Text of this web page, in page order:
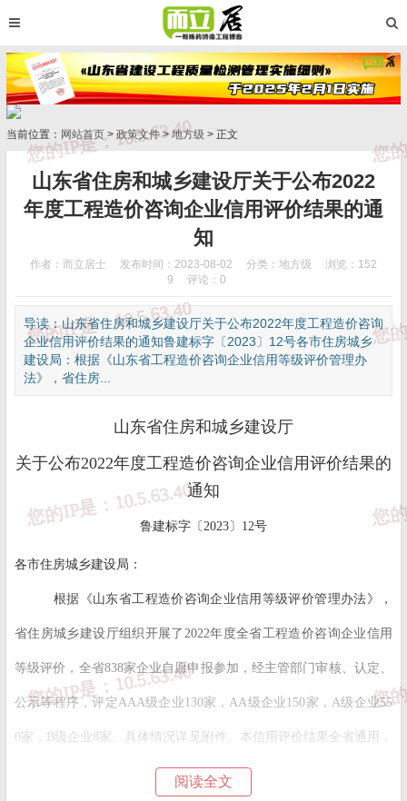
当前位置： 网站首页 > 政策文件>地方级 > 正文
山东省住房和城乡建设厅关于公布2022
年度工程造价咨询企业信用评价结果的通
知
作者：而立居士 发布时间：2023-08-02 分类： 地方级
浏览：152
9
评论：0
导读：山东省住房和城乡建设厅关于公布2022年度工程造价咨询
企业信用评价结果的通知鲁建标字〔2023〕12号各市住房城乡
建设局：根据《山东省工程造价咨询企业信用等级评价管理办
法》，省住房...
山东省住房和城乡建设厅
关于公布2022年度工程造价咨询企业信用评价结果的
通知
鲁建标字〔2023〕12号
各市住房城乡建设局：
根据《山东省工程造价咨询企业信用等级评价管理办法》，
省住房城乡建设厅组织开展了 2022年度全省工程造价咨询企业信用
等级评价，全省838家企业自愿申报参加，经主管部门审核、认定、
公示等程序，评定AAA级企业130家，AA级企业150家，A级企业55
0家， B级企业8家。具体情况详见附件。本信用评价结果全省通用，
各级住房城乡建设主管部门要按《山东省工程造价咨询企业信用等
阅读全文